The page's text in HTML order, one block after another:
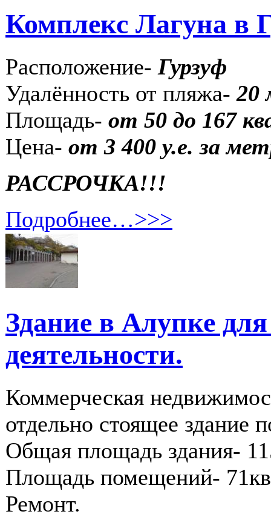
Комплекс Лагуна в
Расположение- Гурзуф
Удалённость от пляжа-20
Площадь- от 50 до 167
Цена- от 3 400 у.е. за
РАССРОЧКА!!!
Подробнее…>>>
Здание в Алупке
деятельности.
Коммерческая
отдельно стоящее здание
Общая площадь здания-
Площадь помещений-
Ремонт.